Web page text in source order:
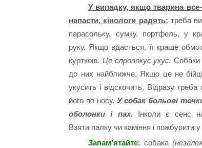
У випадку, якщо тварина
напасти, кінологи радять: треба
парасольку, сумку, портфель, у
руку. Якщо вдасться, її краще
курткою. Це спровокує укус.
до них найближче, Якщо це не
укусить і відскочить. Відразу
його по носу. У собак больові
оболонки і пах. Інколи є сенс
Взяти палку чи каміння і пожбурити у
Запам’ятайте: собака